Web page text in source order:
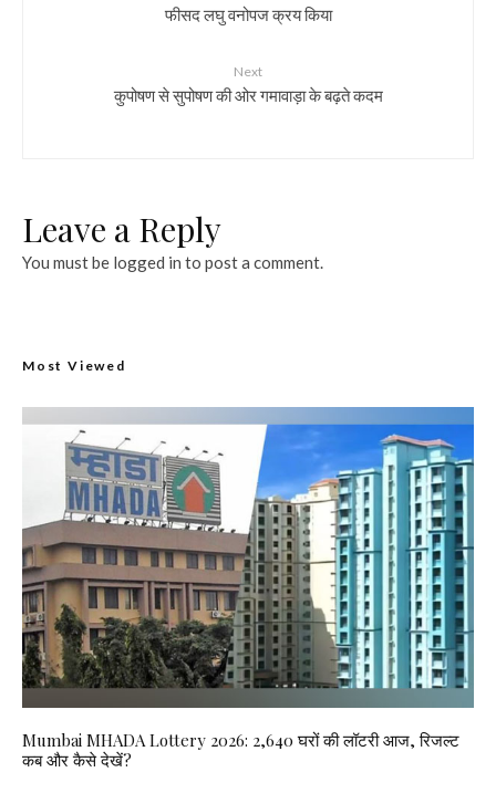
फीसद लघु वनोपज क्रय किया
Next
कुपोषण से सुपोषण की ओर गमावाड़ा के बढ़ते कदम
Leave a Reply
You must be logged in to post a comment.
Most Viewed
Mumbai MHADA Lottery 2026: 2,640 घरों की लॉटरी आज, रिजल्ट
कब और कैसे देखें?